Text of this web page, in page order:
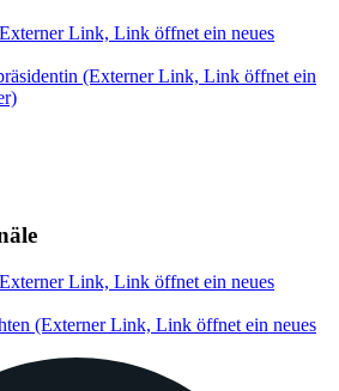
Link, Link öffnet ein neues
(Externer Link, Link öffnet ein
Link, Link öffnet ein neues
(Externer Link, Link öffnet ein neues